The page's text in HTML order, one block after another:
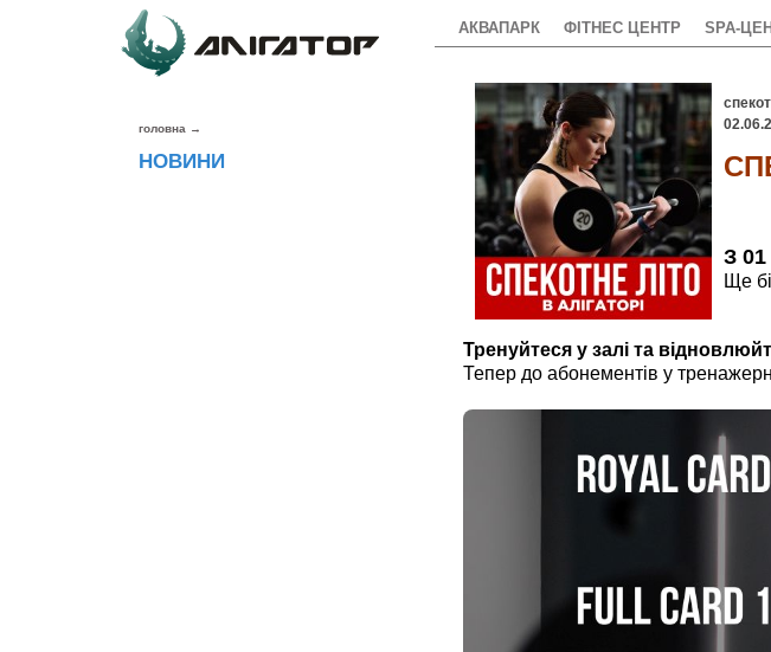
АКВАПАРК ФІТНЕС ЦЕНТР SPA-
З
Ще
Тренуйтеся у залі та
Тепер до абонементів у
головна →
НОВИНИ